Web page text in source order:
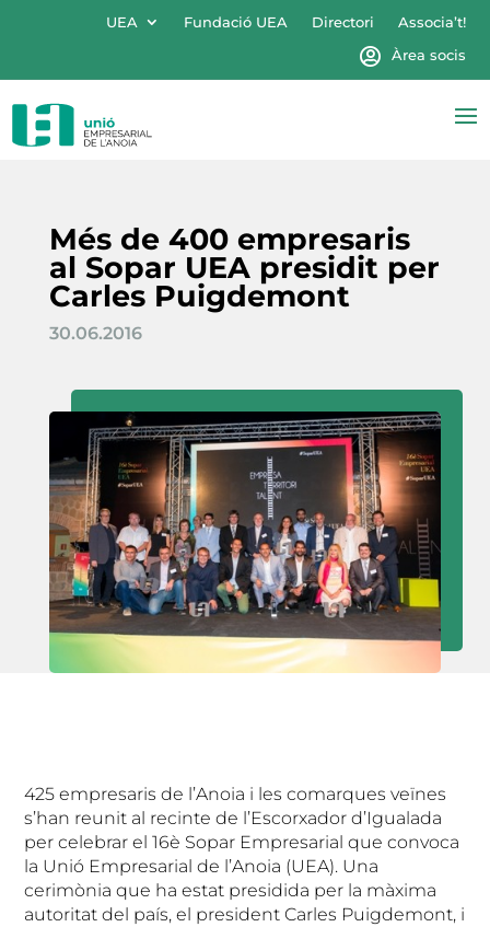
UEA Fundació UEA Directori
Associa’t!
Àrea socis
Més de 400 empresaris
al Sopar UEA presidit per
Carles Puigdemont
30.06.2016
425 empresaris de l’Anoia i les comarques veïnes
s’han reunit al recinte de l’Escorxador d’Igualada
per celebrar el 16è Sopar Empresarial que convoca
la Unió Empresarial de l’Anoia (UEA). Una
cerimònia que ha estat presidida per la màxima
autoritat del país, el president Carles Puigdemont, i